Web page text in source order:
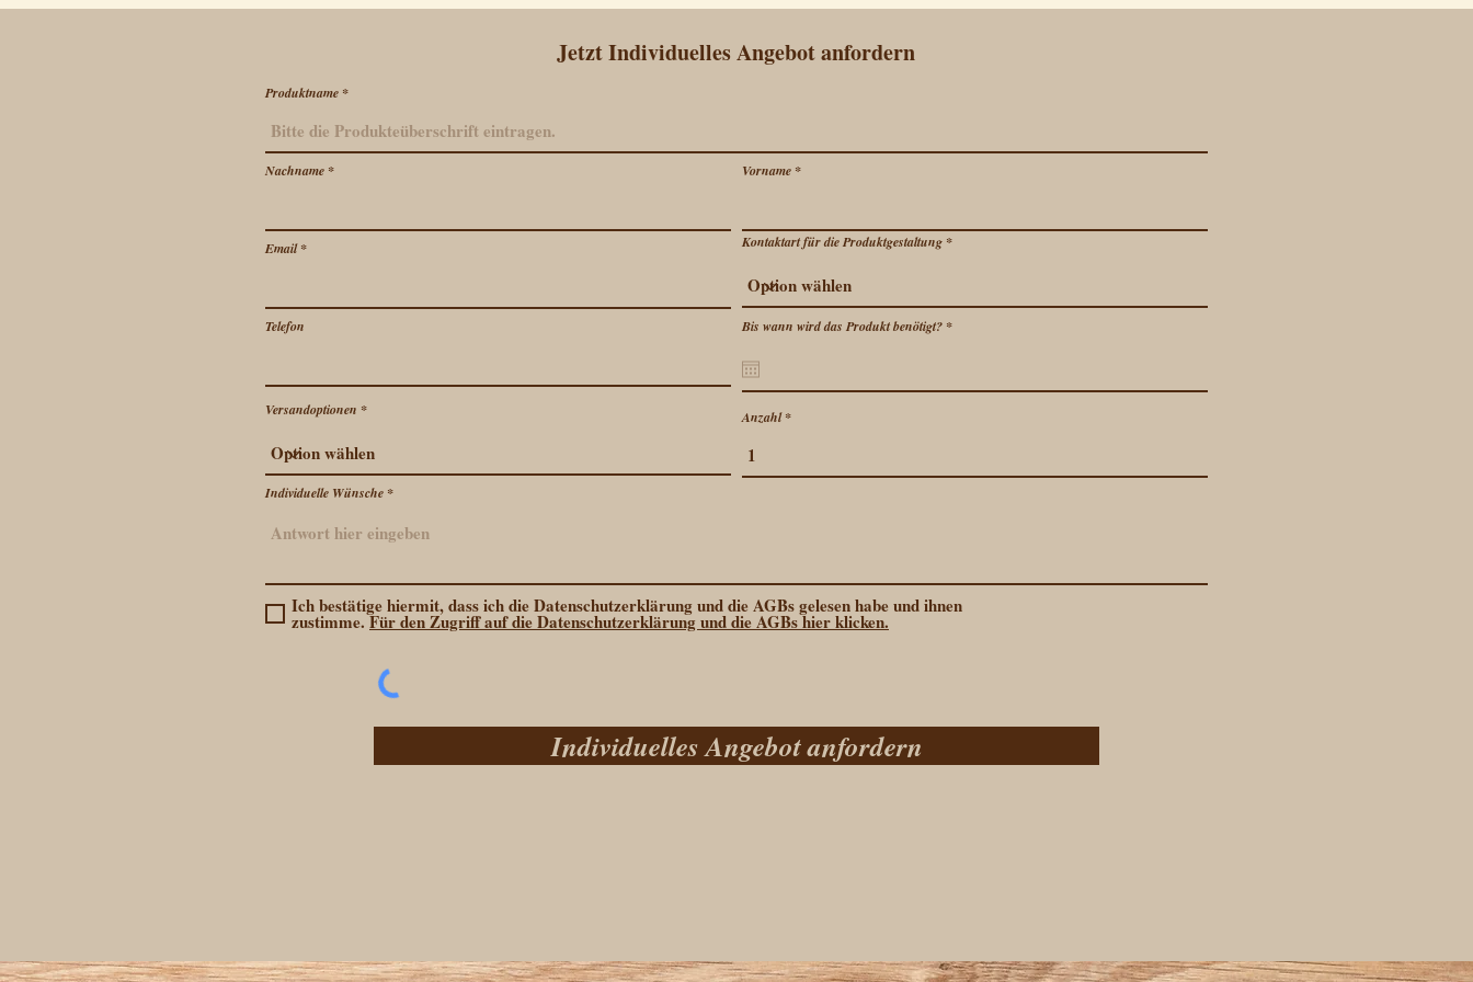
Jetzt Individuelles Angebot anfordern
Produktname
Nachname Vorname
Email Kontaktart für die Produktgestaltung
Telefon Bis wann wird das Produkt benötigt? *r
r
Versandoptionen Anzahl
Individuelle Wünsche
Ich bestätige hiermit, dass ich die Datenschutzerklärung und die AGBs gelesen habe und ihnen
zustimme. Für den Zugriff auf die Datenschutzerklärung und die AGBs hier klicken.
Individuelles Angebot anfordern